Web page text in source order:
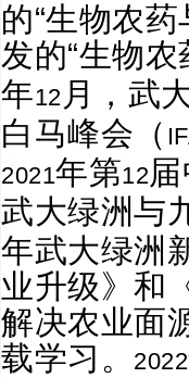
的“生物农
发的“生物
年12 月，武
白马峰会（
2021年第12
武大绿洲与
年武大绿洲
业升级》和
解决农业面
载学习。
2022